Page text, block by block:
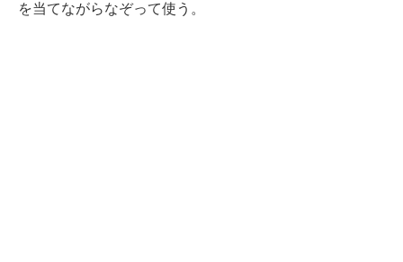
を当てながらなぞって使う。